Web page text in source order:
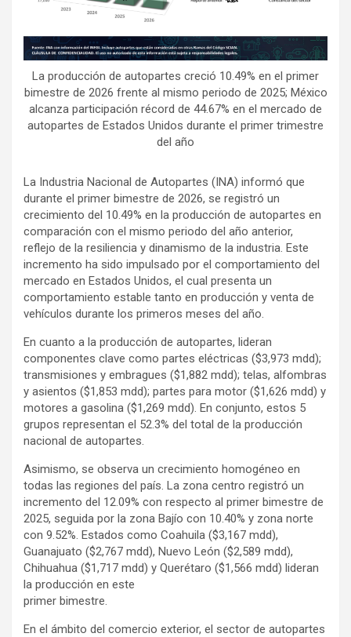
La producción de autopartes creció 10.49% en el primer
bimestre de 2026 frente al mismo periodo de 2025; México
alcanza participación récord de 44.67% en el mercado de
autopartes de Estados Unidos durante el primer trimestre
del año
La Industria Nacional de Autopartes (INA) informó que
durante el primer bimestre de 2026, se registró un
crecimiento del 10.49% en la producción de autopartes en
comparación con el mismo periodo del año anterior,
reflejo de la resiliencia y dinamismo de la industria. Este
incremento ha sido impulsado por el comportamiento del
mercado en Estados Unidos, el cual presenta un
comportamiento estable tanto en producción y venta de
vehículos durante los primeros meses del año.
En cuanto a la producción de autopartes, lideran
componentes clave como partes eléctricas ($3,973 mdd);
transmisiones y embragues ($1,882 mdd); telas, alfombras
y asientos ($1,853 mdd); partes para motor ($1,626 mdd) y
motores a gasolina ($1,269 mdd). En conjunto, estos 5
grupos representan el 52.3% del total de la producción
nacional de autopartes.
Asimismo, se observa un crecimiento homogéneo en
todas las regiones del país. La zona centro registró un
incremento del 12.09% con respecto al primer bimestre de
2025, seguida por la zona Bajío con 10.40% y zona norte
con 9.52%. Estados como Coahuila ($3,167 mdd),
Guanajuato ($2,767 mdd), Nuevo León ($2,589 mdd),
Chihuahua ($1,717 mdd) y Querétaro ($1,566 mdd) lideran
la producción en este
primer bimestre.
En el ámbito del comercio exterior, el sector de autopartes